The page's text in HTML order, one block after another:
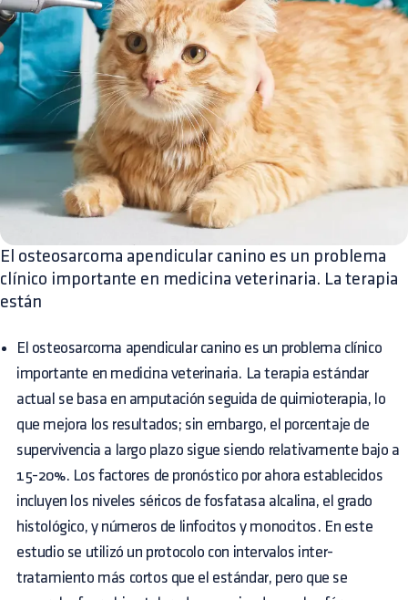
El osteosarcoma apendicular canino es un problema
clínico importante en medicina veterinaria. La terapia
están
El osteosarcoma apendicular canino es un problema clínico
importante en medicina veterinaria. La terapia estándar
actual se basa en amputación seguida de quimioterapia, lo
que mejora los resultados; sin embargo, el porcentaje de
supervivencia a largo plazo sigue siendo relativamente bajo a
15-20%. Los factores de pronóstico por ahora establecidos
incluyen los niveles séricos de fosfatasa alcalina, el grado
histológico, y números de linfocitos y monocitos. En este
estudio se utilizó un protocolo con intervalos inter-
tratamiento más cortos que el estándar, pero que se